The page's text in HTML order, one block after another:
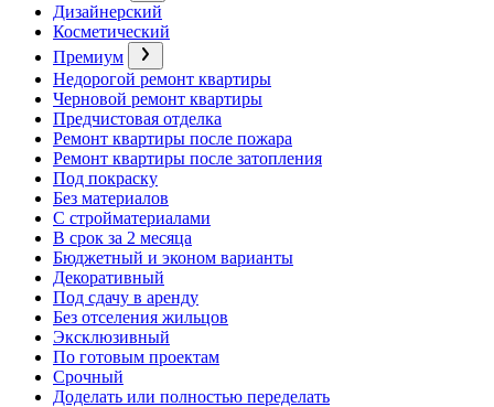
Дизайнерский
Косметический
Премиум
Недорогой ремонт квартиры
Черновой ремонт квартиры
Предчистовая отделка
Ремонт квартиры после пожара
Ремонт квартиры после затопления
Под покраску
Без материалов
С стройматериалами
В срок за 2 месяца
Бюджетный и эконом варианты
Декоративный
Под сдачу в аренду
Без отселения жильцов
Эксклюзивный
По готовым проектам
Срочный
Доделать или полностью переделать